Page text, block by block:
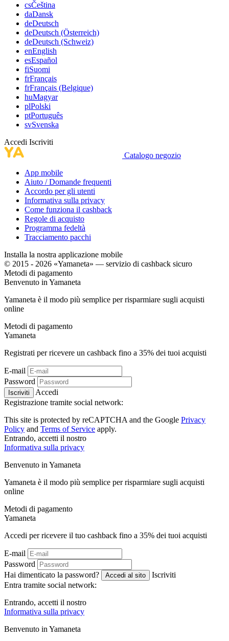
csČeština
daDansk
deDeutsch
deDeutsch (Österreich)
deDeutsch (Schweiz)
enEnglish
esEspañol
fiSuomi
frFrançais
frFrançais (Belgique)
huMagyar
plPolski
ptPortuguês
svSvenska
Accedi Iscriviti
Catalogo negozio
App mobile
Aiuto / Domande frequenti
Accordo per gli utenti
Informativa sulla privacy
Come funziona il cashback
Regole di acquisto
Programma fedeltà
Tracciamento pacchi
Installa la nostra applicazione mobile
© 2015 - 2026 «Yamaneta» — servizio di cashback sicuro
Metodi di pagamento
Benvenuto in Yamaneta
Yamaneta è il modo più semplice per risparmiare sugli acquisti
online
Metodi di pagamento
Yamaneta
Registrati per ricevere un cashback fino a 35% dei tuoi acquisti
E-mail
Password
Iscriviti
Accedi
Registrazione tramite social network:
This site is protected by reCAPTCHA and the Google Privacy
Policy and Terms of Service apply.
Entrando, accetti il ​​nostro
Informativa sulla privacy
Benvenuto in Yamaneta
Yamaneta è il modo più semplice per risparmiare sugli acquisti
online
Metodi di pagamento
Yamaneta
Accedi per ricevere il tuo cashback fino a 35% dei tuoi acquisti
E-mail
Password
Hai dimenticato la password?
Accedi al sito
Iscriviti
Entra tramite social network:
Entrando, accetti il ​​nostro
Informativa sulla privacy
Benvenuto in Yamaneta